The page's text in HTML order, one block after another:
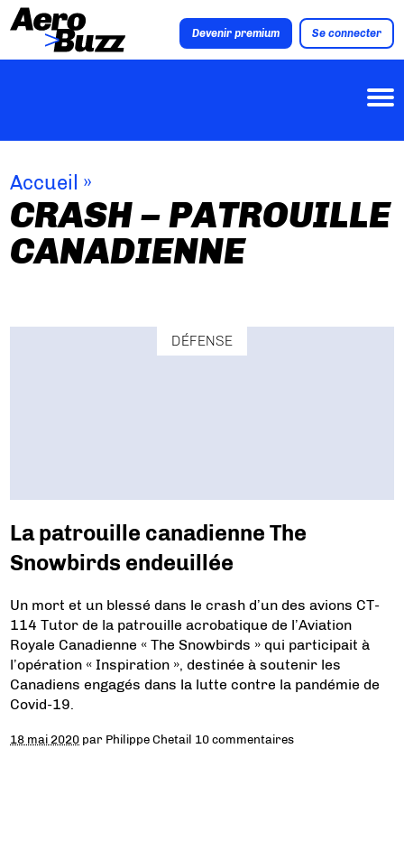
Devenir premium Se connecter
Accueil »
CRASH – PATROUILLE
CANADIENNE
DÉFENSE
La patrouille canadienne The
Snowbirds endeuillée
Un mort et un blessé dans le crash d’un des avions CT-
114 Tutor de la patrouille acrobatique de l’Aviation
Royale Canadienne « The Snowbirds » qui participait à
l’opération « Inspiration », destinée à soutenir les
Canadiens engagés dans la lutte contre la pandémie de
Covid-19.
18 mai 2020 par Philippe Chetail 10 commentaires